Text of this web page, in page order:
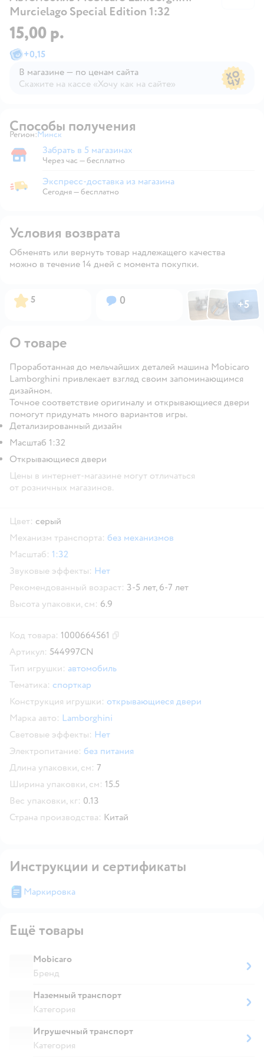
Murcielago Special Edition 1:32
15,00 р.
+0,15
В магазине — по ценам сайта
Скажите на кассе «Хочу как на сайте»
Способы получения
Регион: Выбор адреса доставки.
Минск
Забрать в магазине
Забрать в 5 магазинах
Через час — бесплатно
Экспресс-доставка из магазина
Экспресс-доставка из магазина
Сегодня—бесплатно
Условия возврата
Обменять или вернуть товар надлежащего качества
можно в течение 14 дней с момента покупки.
Рейтинг:
5 Вопросов:
0 ФотоФотоФото
+5
Открыть
О товаре
Проработанная до мельчайших деталей машина Mobicaro
Lamborghini привлекает взгляд своим запоминающимся
дизайном.
Точное соответствие оригиналу и открывающиеся двери
помогут придумать много вариантов игры.
Детализированный дизайн
Масштаб 1:32
Открывающиеся двери
Цены в интернет-магазине могут отличаться
от розничных магазинов.
Цвет: серый
Механизм транспорта: без механизмов
Масштаб: 1:32
Звуковые эффекты: Нет
Рекомендованный возраст: 3-5 лет, 6-7 лет
Высота упаковки, см: 6.9
Код товара: 1000664561
Артикул: 544997CN
Тип игрушки: автомобиль
Тематика: спорткар
Конструкция игрушки: открывающиеся двери
Марка авто: Lamborghini
Световые эффекты: Нет
Электропитание: без питания
Длина упаковки, см: 7
Ширина упаковки, см: 15.5
Вес упаковки, кг: 0.13
Страна производства: Китай
Инструкции и сертификаты
Маркировка
Ещё товары
Mobicaro
Бренд
Наземный транспорт
Категория
Игрушечный транспорт
Категория